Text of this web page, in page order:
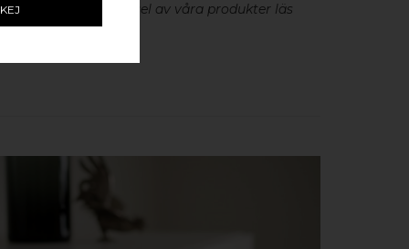
patina. För skötsel av våra produkter läs